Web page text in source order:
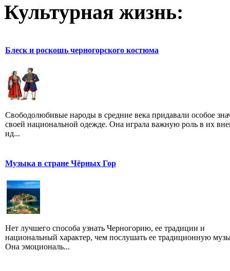
Культурная жизнь:
Блеск и роскошь черногорского костюма
Свободолюбивые народы в средние века придавали особое
своей национальной одежде. Она играла важную роль в их
ид...
Музыка в стране Чёрных Гор
Нет лучшего способа узнать Черногорию, ее традиции и
национальный характер, чем послушать ее традиционную
Она эмоциональ...